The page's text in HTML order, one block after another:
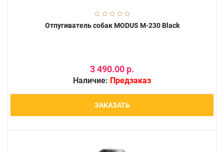
Отпугиватель собак MODUS М-230 Black
3 490.00 р.
Наличие: Предзаказ
ЗАКАЗАТЬ